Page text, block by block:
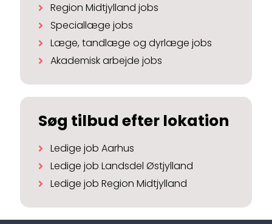
Region Midtjylland jobs
Speciallæge jobs
Læge, tandlæge og dyrlæge jobs
Akademisk arbejde jobs
Søg tilbud efter lokation
Ledige job Aarhus
Ledige job Landsdel Østjylland
Ledige job Region Midtjylland